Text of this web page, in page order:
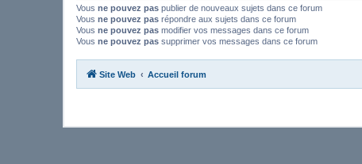
Vous ne pouvez pas publier de nouveaux sujets dans ce forum
Vous ne pouvez pas répondre aux sujets dans ce forum
Vous ne pouvez pas modifier vos messages dans ce forum
Vous ne pouvez pas supprimer vos messages dans ce forum
Site Web Accueil forum